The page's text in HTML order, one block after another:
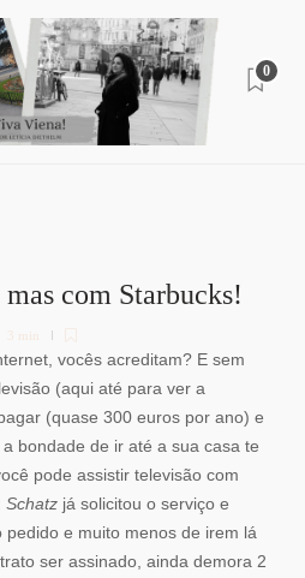
0
com Starbucks!
3 min
vocês acreditam? E sem
(aqui até para ver a
(quase 300 euros por ano) e
bondade de ir até a sua casa te
pode assistir televisão com
Schatz já solicitou o serviço e
pedido e muito menos de irem lá
ser assinado, ainda demora 2